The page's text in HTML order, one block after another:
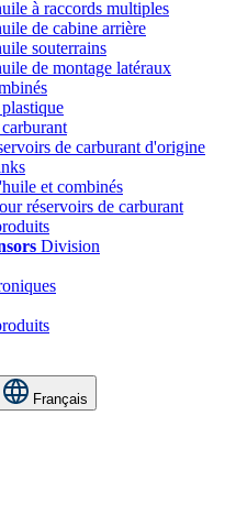
à raccords multiples
de cabine arrière
souterrains
de montage latéraux
de carburant d'origine
et combinés
réservoirs de carburant
Division
Français